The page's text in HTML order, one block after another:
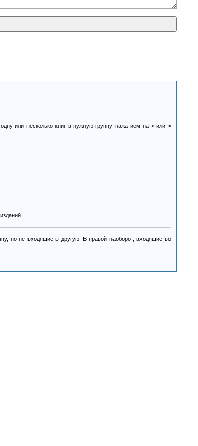
или несколько книг в нужную группу нажатием на < или >
но не входящие в другую. В правой наоборот, входящие во